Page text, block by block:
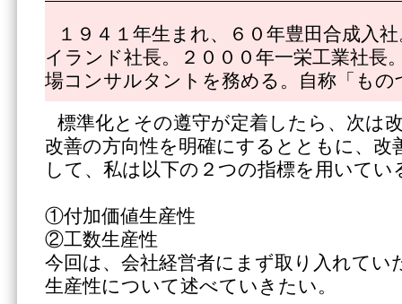
１９４１年生まれ、６０年豊田合成入
イランド社長。２０００年一栄工業社長
場コンサルタントを務める。自称「もの
標準化とその遵守が定着したら、次は
改善の方向性を明確にするとともに、改
して、私は以下の２つの指標を用いてい
①付加価値生産性
②工数生産性
今回は、会社経営者にまず取り入れてい
生産性について述べていきたい。